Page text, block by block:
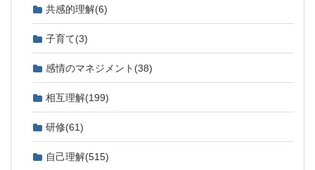
共感的理解(6)
子育て(3)
感情のマネジメント (38)
相互理解(199)
研修(61)
自己理解(515)